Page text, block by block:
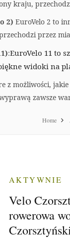
kraju,
2) EuroVelo 2 to
przez
:EuroVelo 11 to
widoki na
z możliwości,
zawsze
Home
AKTYWNIE
Velo
rowerowa